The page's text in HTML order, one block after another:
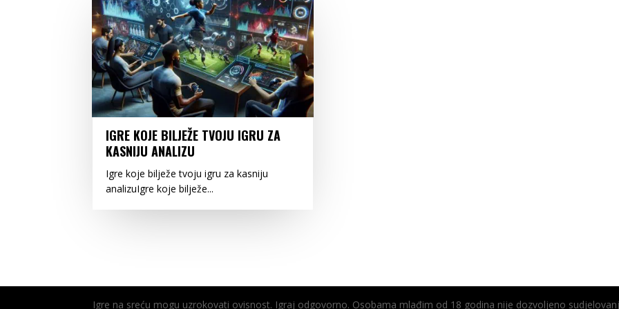
IGRE KOJE BILJEŽE TVOJU IGRU ZA
KASNIJU ANALIZU
Igre koje bilježe tvoju igru za kasniju
analizuIgre koje bilježe...
Igre na sreću mogu uzrokovati ovisnost. Igraj odgovorno. Osobama mlađim od 18 godina nije dozvoljeno